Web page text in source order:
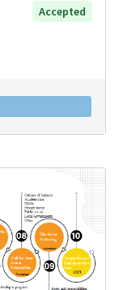
Accepted